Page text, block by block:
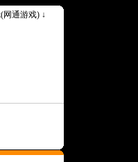
网通游戏) ↓